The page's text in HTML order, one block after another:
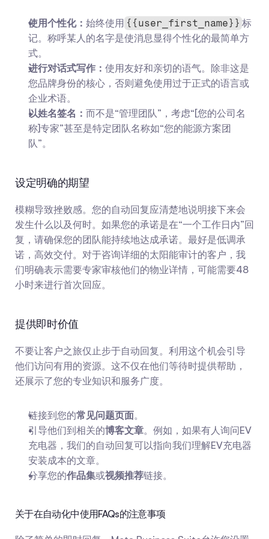
使用个性化： 始终使用 {{user_first_name}} 标
记。称呼某人的名字是使消息显得个性化的最简单方
式。
进行对话式写作： 使用友好和亲切的语气。除非这是
您品牌身份的核心，否则避免使用过于正式的语言或
企业术语。
以姓名签名： 而不是“管理团队”，考虑“[您的公司名
称]专家”甚至是特定团队名称如“您的能源方案团
队”。
设定明确的期望
模糊导致挫败感。您的自动回复应清楚地说明接下来会
发生什么以及何时。如果您的承诺是在“一个工作日内”回
复，请确保您的团队能持续地达成承诺。最好是低调承
诺，高效交付。对于咨询详细的太阳能审计的客户，我
们明确表示需要专家审核他们的物业详情，可能需要48
小时来进行首次回应。
提供即时价值
不要让客户之旅仅止步于自动回复。利用这个机会引导
他们访问有用的资源。这不仅在他们等待时提供帮助，
还展示了您的专业知识和服务广度。
链接到您的常见问题页面。
引导他们到相关的博客文章。例如，如果有人询问EV
充电器，我们的自动回复可以指向我们理解EV充电器
安装成本的文章。
分享您的作品集或视频推荐链接。
关于在自动化中使用FAQs的注意事项